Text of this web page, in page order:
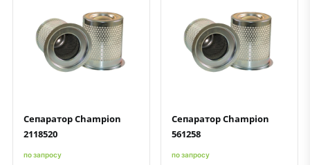
Быстрый просмотрДобавить к сравнению
Добавить в избранное
Сепаратор Champion
2118520
по запросу
Быстрый просмотрДобавить к сравнению
Добавить в избранное
Сепаратор Champion
561258
по запросу